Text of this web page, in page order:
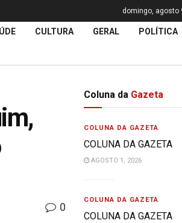
domingo, agosto
CULTURA GERAL POLÍTICA
0
Coluna da Gazeta
COLUNA DA GAZETA
COLUNA DA GAZETA
AGOSTO 1, 2026
COLUNA DA GAZETA
COLUNA DA GAZETA